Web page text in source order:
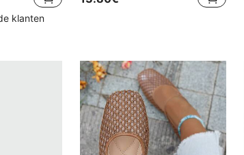
klanten
#10 Bestseller in €9-€13.50 Dames platte schoenen